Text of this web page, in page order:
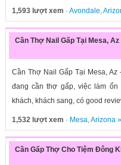
1,593 lượt xem · Avondale,
Cần Thợ Nail Gấp Tại Mesa,
Cần Thợ Nail Gấp Tại Mesa,
đang cần thợ gấp, việc làm
khách, khách sang, có good
1,532 lượt xem · Mesa,Arizona»
Cần Gấp Thợ Cho Tiệm Đông